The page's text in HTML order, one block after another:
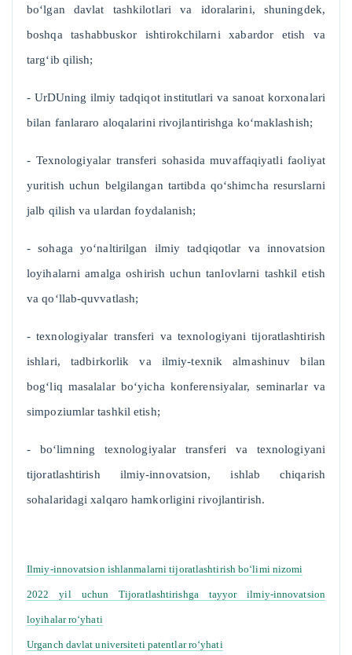
bo‘lgan davlat tashkilotlari va idoralarini, shuningdek,
boshqa tashabbuskor ishtirokchilarni xabardor etish va
targ‘ib qilish;
- UrDUning ilmiy tadqiqot institutlari va sanoat korxonalari
bilan fanlararo aloqalarini rivojlantirishga ko‘maklashish;
- Texnologiyalar transferi sohasida muvaffaqiyatli faoliyat
yuritish uchun belgilangan tartibda qo‘shimcha resurslarni
jalb qilish va ulardan foydalanish;
- sohaga yo‘naltirilgan ilmiy tadqiqotlar va innovatsion
loyihalarni amalga oshirish uchun tanlovlarni tashkil etish
va qo‘llab-quvvatlash;
- texnologiyalar transferi va texnologiyani tijoratlashtirish
ishlari, tadbirkorlik va ilmiy-texnik almashinuv bilan
bog‘liq masalalar bo‘yicha konferensiyalar, seminarlar va
simpoziumlar tashkil etish;
- bo‘limning texnologiyalar transferi va texnologiyani
tijoratlashtirish ilmiy-innovatsion, ishlab chiqarish
sohalaridagi xalqaro hamkorligini rivojlantirish.
Ilmiy-innovatsion ishlanmalarni tijoratlashtirish bo‘limi nizomi
2022 yil uchun Tijoratlashtirishga tayyor ilmiy-innovatsion
loyihalar ro‘yhati
Urganch davlat universiteti patentlar ro‘yhati